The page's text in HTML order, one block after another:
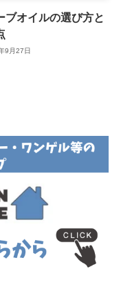
ブオイルの選び方と
9月27日